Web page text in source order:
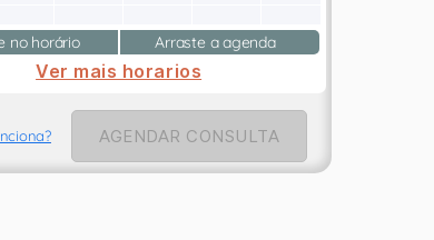
no horário Arraste a agenda
Ver mais horarios
AGENDAR CONSULTA